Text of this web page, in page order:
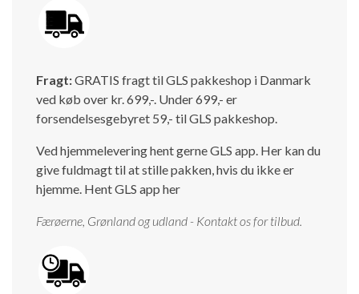
Fragt:GRATIS fragt til GLS pakkeshop i Danmark
ved køb over kr. 699,-. Under 699,- er
forsendelsesgebyret 59,- til GLS pakkeshop.
Ved hjemmelevering hent gerne GLS app. Her kan du
give fuldmagt til at stille pakken, hvis du ikke er
hjemme. Hent GLS app her
Færøerne, Grønland og udland - Kontakt os for tilbud.